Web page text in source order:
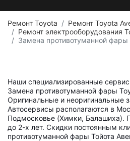
Ремонт Toyota
Ремонт Toyota
Ремонт электрооборудования
Замена противотуманной фары
Наши специализированные
Замена противотуманной фары
Оригинальные и неоригинальные
Автосервисы располагаются в
Подмосковье (Химки, Балашиха).
до 2-х лет. Скидки постоянным
противотуманной фары Тойота